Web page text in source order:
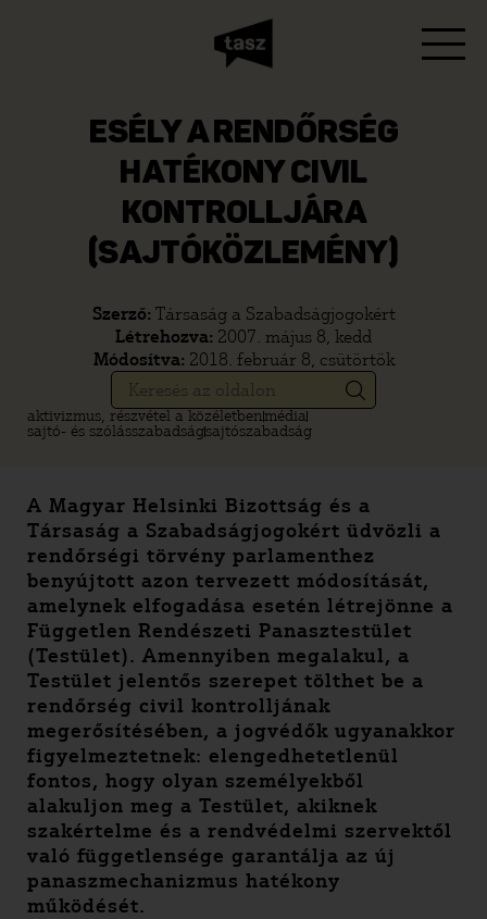
ESÉLY A RENDŐRSÉG
HATÉKONY CIVIL
KONTROLLJÁRA
(SAJTÓKÖZLEMÉNY)
Szerző: Társaság a Szabadságjogokért
Létrehozva: 2007. május 8, kedd
Módosítva: 2018. február 8, csütörtök
aktivizmus, részvétel a közéletbenmédia
sajtó- és szólásszabadságsajtószabadság
A Magyar Helsinki Bizottság és a
Társaság a Szabadságjogokért üdvözli a
rendőrségi törvény parlamenthez
benyújtott azon tervezett módosítását,
amelynek elfogadása esetén létrejönne a
Független Rendészeti Panasztestület
(Testület). Amennyiben megalakul, a
Testület jelentős szerepet tölthet be a
rendőrség civil kontrolljának
megerősítésében, a jogvédők ugyanakkor
figyelmeztetnek: elengedhetetlenül
fontos, hogy olyan személyekből
alakuljon meg a Testület, akiknek
szakértelme és a rendvédelmi szervektől
való függetlensége garantálja az új
panaszmechanizmus hatékony
működését.